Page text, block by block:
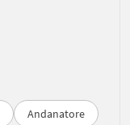
Andanatore